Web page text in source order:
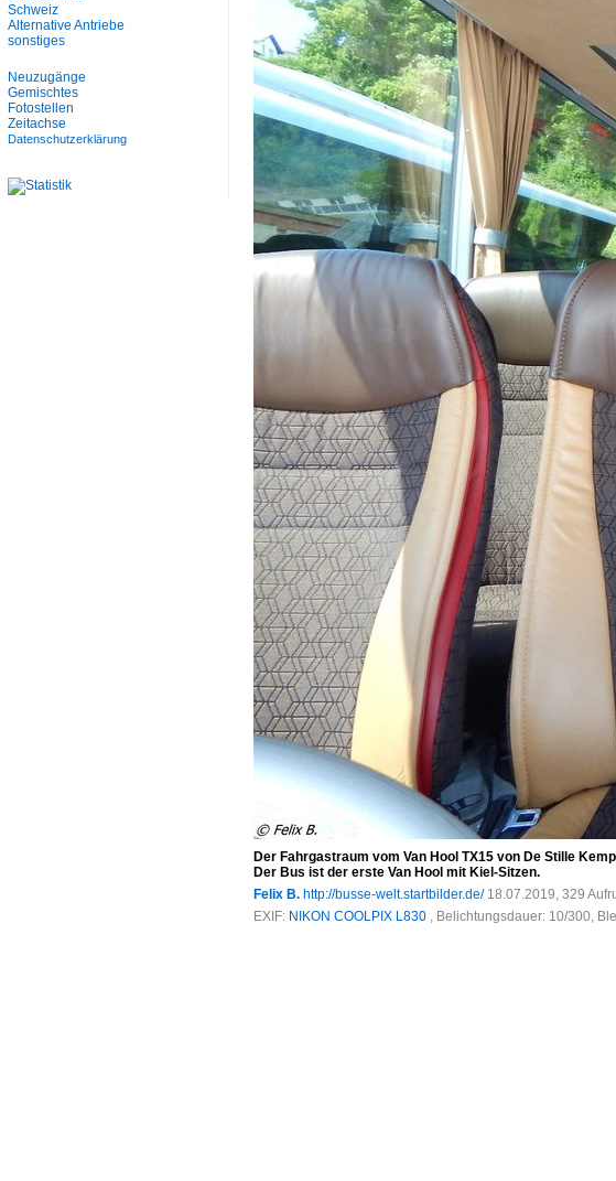
Der Fahrgastraum vom Van Hool TX15 von De Stille
Der Bus ist der erste Van Hool mit Kiel-Sitzen.
Felix B. http://busse-welt.startbilder.de/ 18.07.2019, 329
EXIF: NIKON COOLPIX L830 , Belichtungsdauer: 10/300,
Schweiz
Alternative Antriebe
sonstiges
Neuzugänge
Gemischtes
Fotostellen
Zeitachse
Datenschutzerklärung